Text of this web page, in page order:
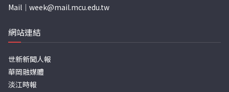
Mail｜ week@mail.mcu.edu.tw
網站連結
世新新聞人報
華岡融媒體
淡江時報